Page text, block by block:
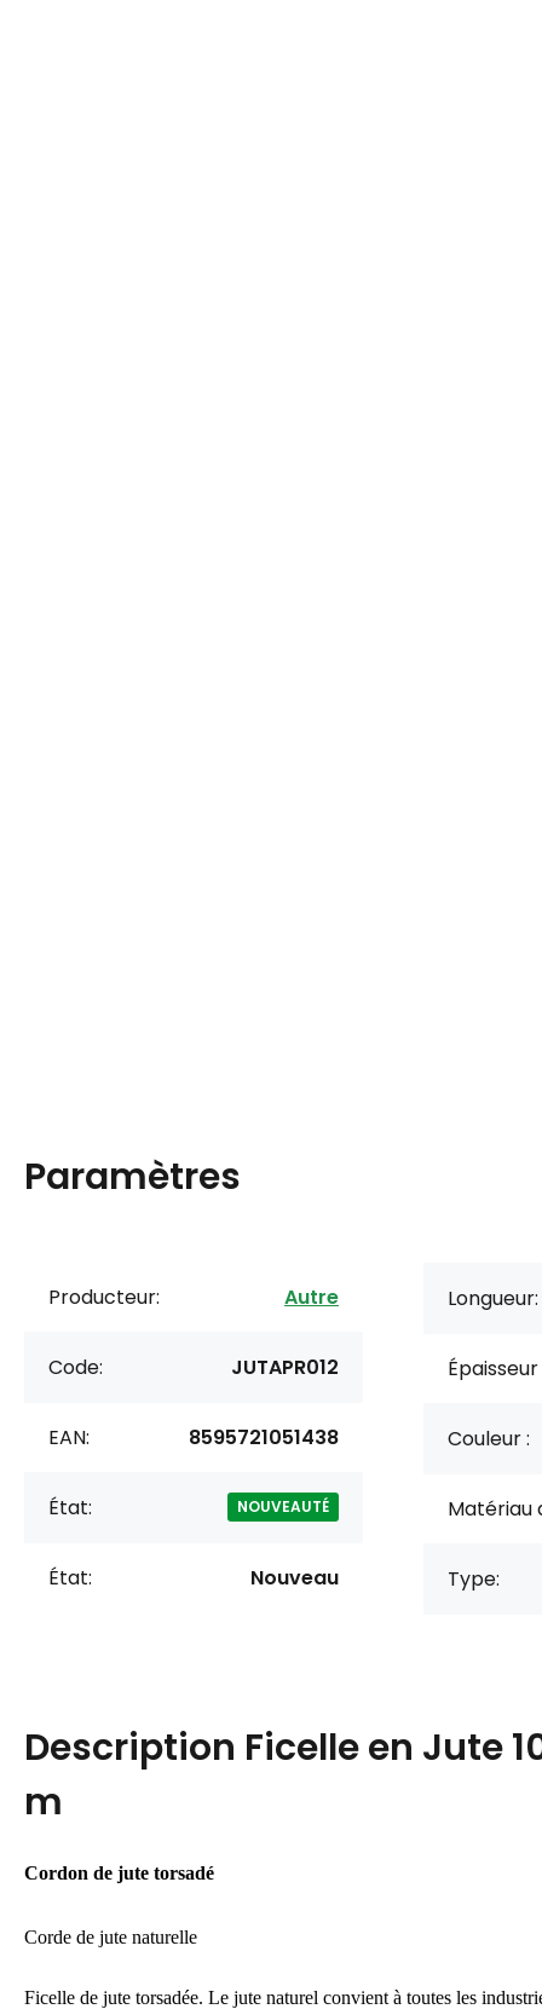
Paramètres
Producteur: Autre
Code: JUTAPR012
EAN: 8595721051438
État: NOUVEAUTÉ
État: Nouveau
Longueur:
Couleur :
Matériau
Type:
Description Ficelle en Jute
m
Cordon de jute torsadé
Corde de jute naturelle
Ficelle de jute torsadée. Le jute naturel convient à toutes les